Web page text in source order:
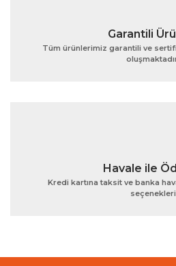
Gönder
Garantili
Tüm ürünlerimiz garantili ve
Havale ile
Kredi kartına taksit ve banka
seçenekleri